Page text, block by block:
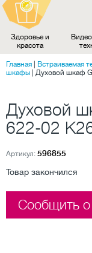
Здоровье и
красота
Главная Встраиваемая
шкафы
Духовой шкаф
Духовой
622-02
Артикул: 596855
Товар закончился
Сообщить о